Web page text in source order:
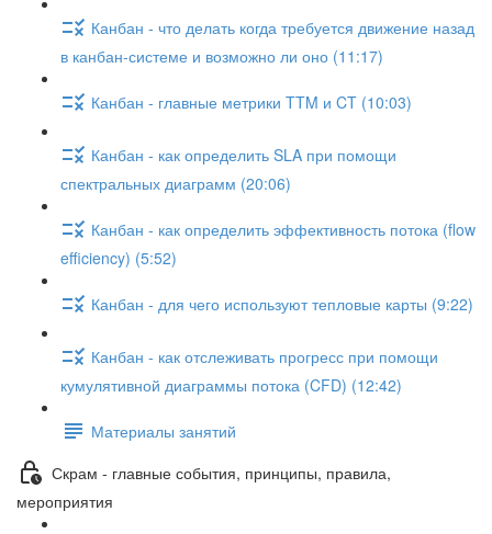
Канбан - что делать когда требуется движение назад
в канбан-системе и возможно ли оно (11:17)
Канбан - главные метрики TTM и CT (10:03)
Канбан - как определить SLA при помощи
спектральных диаграмм (20:06)
Канбан - как определить эффективность потока (flow
efficiency) (5:52)
Канбан - для чего используют тепловые карты (9:22)
Канбан - как отслеживать прогресс при помощи
кумулятивной диаграммы потока (CFD) (12:42)
Материалы занятий
Скрам - главные события, принципы, правила,
мероприятия